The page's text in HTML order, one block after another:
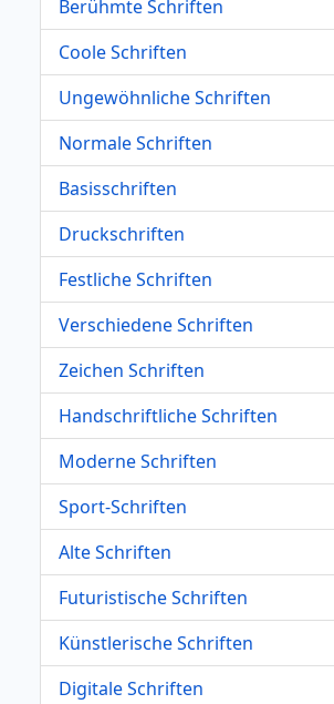
Berühmte Schriften
Coole Schriften
Ungewöhnliche Schriften
Normale Schriften
Basisschriften
Druckschriften
Festliche Schriften
Verschiedene Schriften
Zeichen Schriften
Handschriftliche Schriften
Moderne Schriften
Sport-Schriften
Alte Schriften
Futuristische Schriften
Künstlerische Schriften
Digitale Schriften